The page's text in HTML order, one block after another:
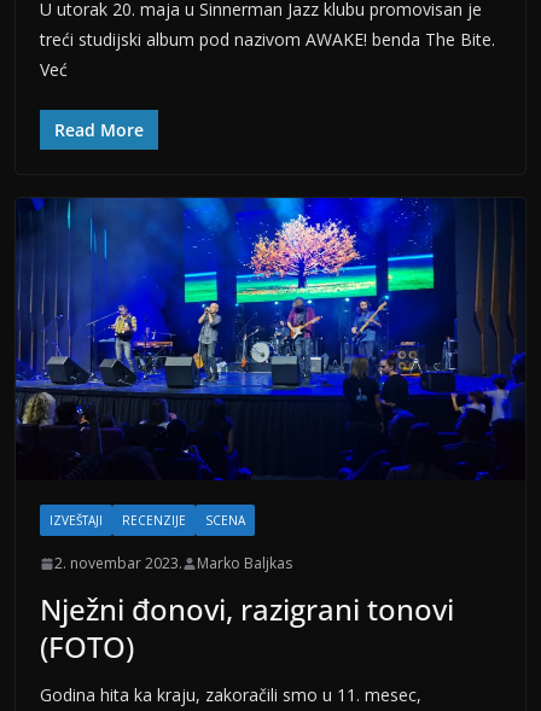
U utorak 20. maja u Sinnerman Jazz klubu promovisan je
treći studijski album pod nazivom AWAKE! benda The Bite.
Već
Read More
IZVEŠTAJI RECENZIJE SCENA
2. novembar 2023. Marko Baljkas
Nježni đonovi, razigrani tonovi
(FOTO)
Godina hita ka kraju, zakoračili smo u 11. mesec,